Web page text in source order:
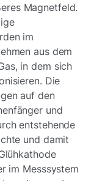
Magnetfeld.
im
aus dem
in dem sich
Die
auf den
und
entstehende
und damit
im Messsystem